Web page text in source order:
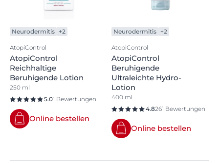
Neurodermitis +2
AtopiControl
AtopiControl
Reichhaltige
Beruhigende Lotion
250 ml
5.01 Bewertungen
Online bestellen
Neurodermitis +2
AtopiControl
AtopiControl
Beruhigende
Ultraleichte Hydro-
Lotion
400 ml
4.8261 Bewertungen
Online bestellen